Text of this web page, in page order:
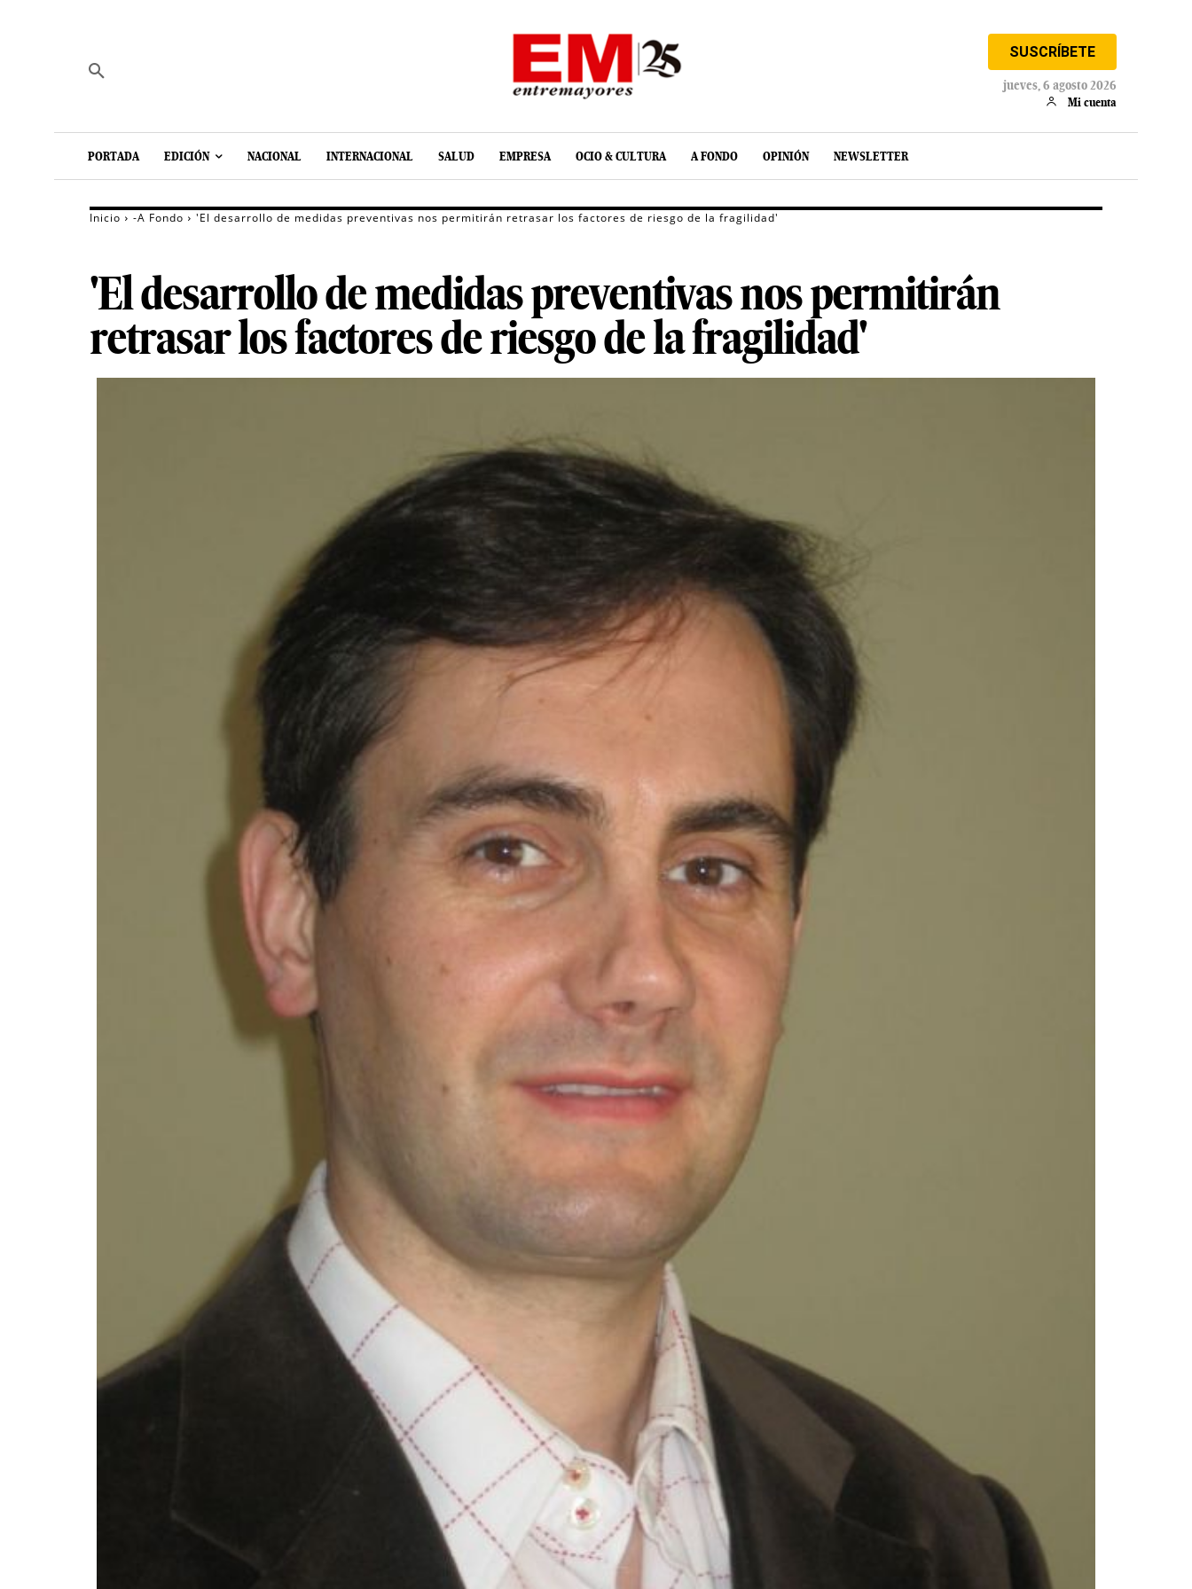
SUSCRÍBETE
jueves, 6 agosto 2026
Mi cuenta
PORTADA EDICIÓN NACIONAL INTERNACIONAL SALUD EMPRESA OCIO & CULTURA A FONDO OPINIÓN NEWSLETTER
Inicio -A Fondo 'El desarrollo de medidas preventivas nos permitirán retrasar los factores de riesgo de la fragilidad'
'El desarrollo de medidas preventivas nos permitirán
retrasar los factores de riesgo de la fragilidad'